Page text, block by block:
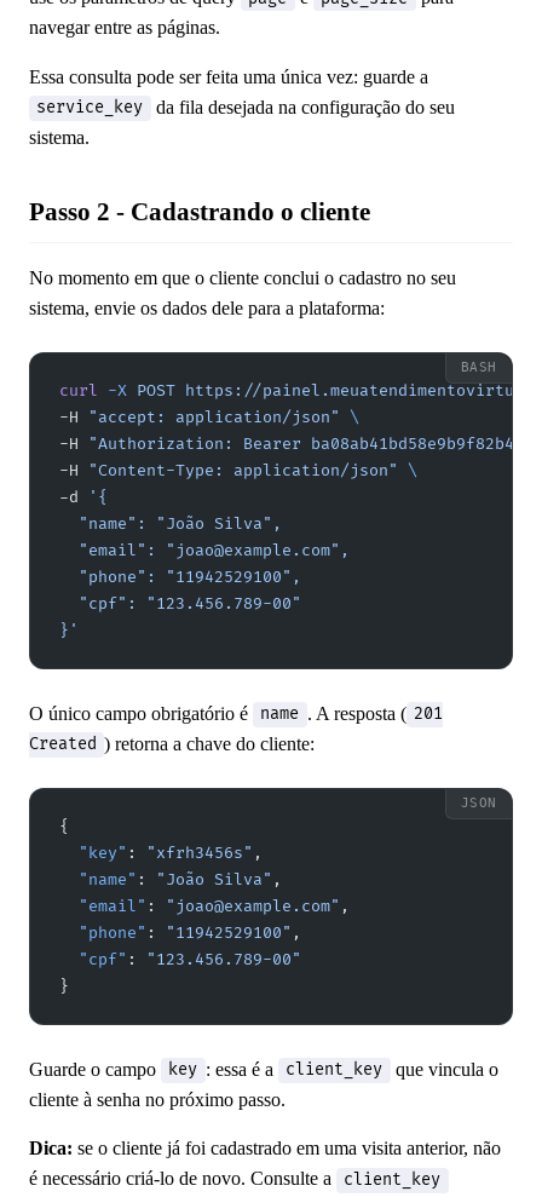
navegar entre as páginas.
Essa consulta pode ser feita uma única vez: guarde a
service_key
da fila desejada na configuração do seu
sistema.
Passo 2 - Cadastrando o cliente
No momento em que o cliente conclui o cadastro no seu
sistema, envie os dados dele para a plataforma:
curl -X POST https://
-H
"accept: application/json"
\
-H
"Authorization: Bearer
-H
"Content-Type: application/json"
\
-d
'{
  "name": "João Silva",
  "email": "joao@example.com",
  "phone": "11942529100",
  "cpf": "123.456.789-00"
}'
O único campo obrigatório é name . A resposta ( 201
Created ) retorna a chave do cliente:
{
  "key"
: "xfrh3456s" ,
  "name"
: "João Silva" ,
  "email"
: "joao@example.com" ,
  "phone"
: "11942529100" ,
  "cpf"
:
"123.456.789-00"
}
Guarde o campo key : essa é a client_key
que vincula o
cliente à senha no próximo passo.
Dica: se o cliente já foi cadastrado em uma visita anterior, não
é necessário criá-lo de novo. Consulte a
client_key